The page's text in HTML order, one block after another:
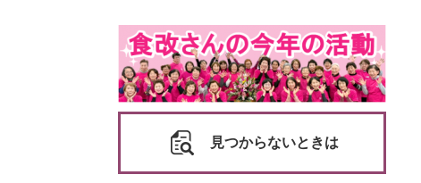
見つからないときは